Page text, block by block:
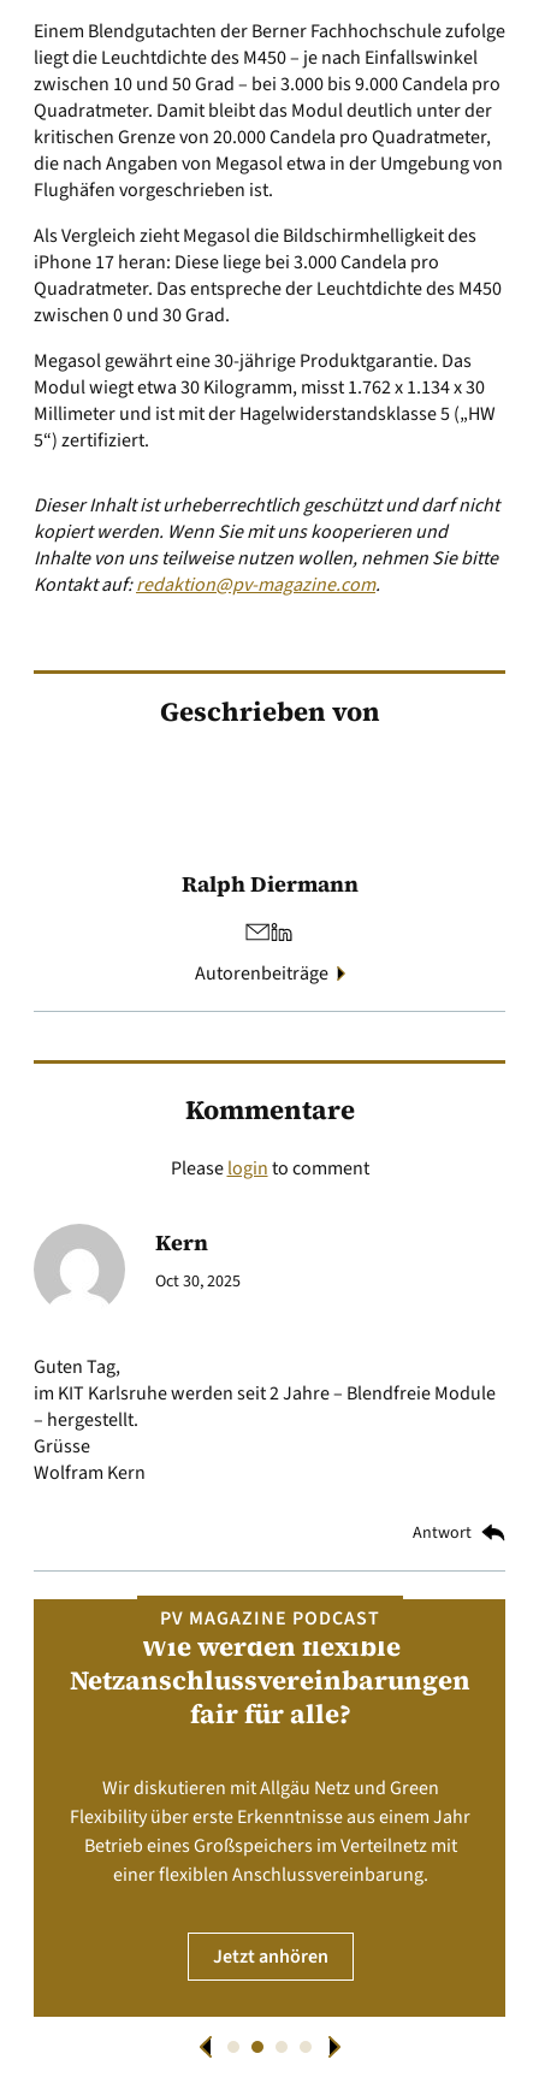
Einem Blendgutachten der Berner Fachhochschule zufolge
liegt die Leuchtdichte des M450 – je nach Einfallswinkel
zwischen 10 und 50 Grad – bei 3.000 bis 9.000 Candela pro
Quadratmeter. Damit bleibt das Modul deutlich unter der
kritischen Grenze von 20.000 Candela pro Quadratmeter,
die nach Angaben von Megasol etwa in der Umgebung von
Flughäfen vorgeschrieben ist.
Als Vergleich zieht Megasol die Bildschirmhelligkeit des
iPhone 17 heran: Diese liege bei 3.000 Candela pro
Quadratmeter. Das entspreche der Leuchtdichte des M450
zwischen 0 und 30 Grad.
Megasol gewährt eine 30-jährige Produktgarantie. Das
Modul wiegt etwa 30 Kilogramm, misst 1.762 x 1.134 x 30
Millimeter und ist mit der Hagelwiderstandsklasse 5 („HW
5“) zertifiziert.
Dieser Inhalt ist urheberrechtlich geschützt und darf nicht
kopiert werden. Wenn Sie mit uns kooperieren und
Inhalte von uns teilweise nutzen wollen, nehmen Sie bitte
Kontakt auf:redaktion@pv-magazine.com.
Geschrieben von
Ralph Diermann
Autorenbeiträge
Kommentare
Pleaseloginto comment
Kern
Oct 30, 2025
Guten Tag,
im KIT Karlsruhe werden seit 2 Jahre – Blendfreie Module
– hergestellt.
Grüsse
Wolfram Kern
Antwort
PV MAGAZINE PODCAST
Wie werden flexible
Netzanschlussvereinbarungen
fair für alle?
Wir diskutieren mit Allgäu Netz und Green
Flexibility über erste Erkenntnisse aus einem Jahr
Betrieb eines Großspeichers im Verteilnetz mit
einer flexiblen Anschlussvereinbarung.
Jetzt anhören